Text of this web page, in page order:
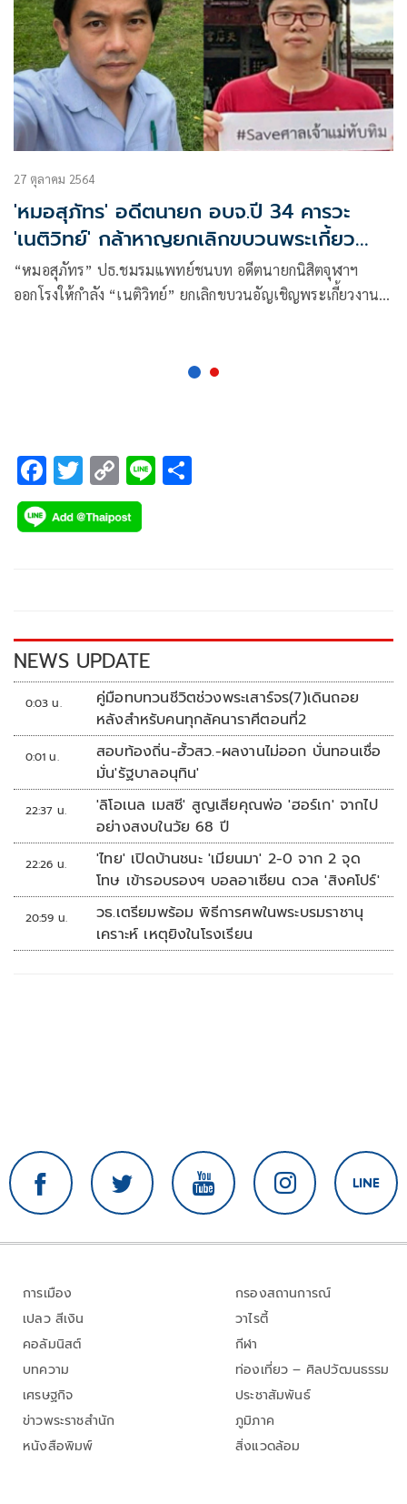
27 ตุลาคม 2564
'หมอสุภัทร' อดีตนายก อบจ.ปี 34 คารวะ
'เนติวิทย์' กล้าหาญยกเลิกขบวนพระเกี้ยว
ชื่นชมวิญญาณขบถไม่เคยจางหาย
“หมอสุภัทร” ปธ.ชมรมแพทย์ชนบท อดีตนายกนิสิตจุฬาฯ
ออกโรงให้กำลัง “เนติวิทย์” ยกเลิกขบวนอัญเชิญพระเกี้ยวงาน
F
ac
e
k
T
wi
tt
C
o
p
k
Li
NEWS UPDATE
0:03 น.
คู่มือทบทวนชีวิตช่วงพระเสาร์จร(7)เดินถอย
หลังสำหรับคนทุกลัคนาราศีตอนที่2
0:01 น.
สอบท้องถิ่น-ฮั้วสว.-ผลงานไม่ออก บั่นทอนเชื่อ
มั่น'รัฐบาลอนุทิน'
22:37 น.
'ลิโอเนล เมสซี' สูญเสียคุณพ่อ 'ฮอร์เก' จากไป
อย่างสงบในวัย 68 ปี
22:26 น.
'ไทย' เปิดบ้านชนะ 'เมียนมา' 2-0 จาก 2 จุด
โทษ เข้ารอบรองฯ บอลอาเซียน ดวล 'สิงคโปร์'
20:59 น.
วธ.เตรียมพร้อม พิธีการศพในพระบรมราชานุ
เคราะห์ เหตุยิงในโรงเรียน
การเมือง
เปลว สีเงิน
คอลัมนิสต์
บทความ
เศรษฐกิจ
ข่าวพระราชสำนัก
หนังสือพิมพ์
กรองสถานการณ์
วาไรตี้
กีฬา
ท่องเที่ยว – ศิลปวัฒนธรรม
ประชาสัมพันธ์
ภูมิภาค
สิ่งแวดล้อม